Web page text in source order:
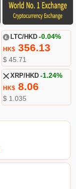
LTC/HKD -0.04%
HK$356.13
$ 45.71
XRP/HKD -1.24%
HK$8.06
$ 1.035